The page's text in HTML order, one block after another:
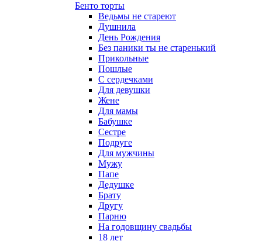
Бенто торты
Ведьмы не стареют
Душнила
День Рождения
Без паники ты не старенький
Прикольные
Пошлые
С сердечками
Для девушки
Жене
Для мамы
Бабушке
Сестре
Подруге
Для мужчины
Мужу
Папе
Дедушке
Брату
Другу
Парню
На годовщину свадьбы
18 лет